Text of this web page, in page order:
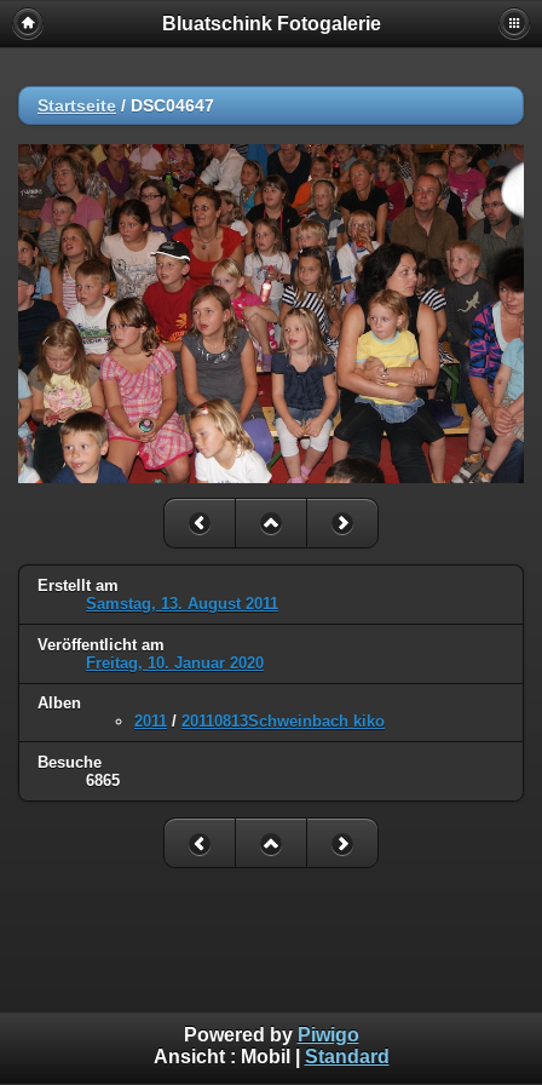
Bluatschink Fotogalerie
Startseite / DSC04647
Erstellt am
Samstag, 13. August 2011
Veröffentlicht am
Freitag, 10. Januar 2020
Alben
2011 / 20110813Schweinbach kiko
Besuche
6865
Powered by Piwigo
Ansicht : Mobil Standard